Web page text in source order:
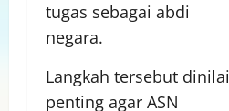
tugas sebagai abdi
negara.
Langkah tersebut dinilai
penting agar ASN